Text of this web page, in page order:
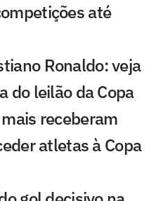
até
Ronaldo: veja
do leilão da Copa
receberam
atletas à Copa